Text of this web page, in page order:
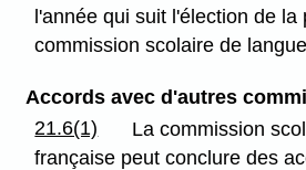
l'année qui suit l'élection de la
commission scolaire de
Accords avec d'autres
21.6(1)
La commission
française peut conclure des